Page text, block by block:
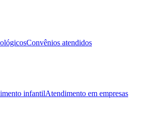
Convênios atendidos
infantilAtendimento em empresas